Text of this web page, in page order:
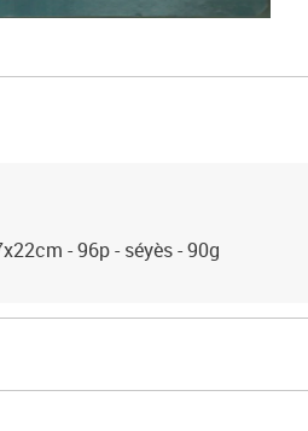
- 96p - séyès - 90g